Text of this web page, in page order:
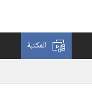
المكتبة